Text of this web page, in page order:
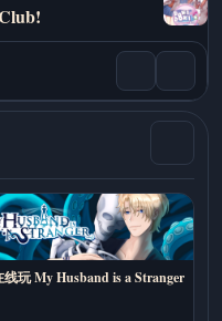
线玩 My Husband is a Stranger